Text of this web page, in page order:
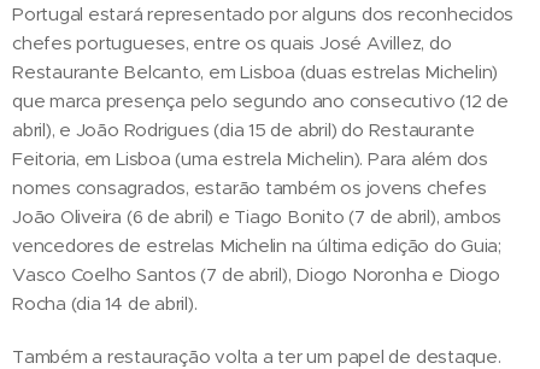
Portugal estará representado por alguns dos reconhecidos
chefes portugueses, entre os quais José Avillez, do
Restaurante Belcanto, em Lisboa (duas estrelas Michelin)
que marca presença pelo segundo ano consecutivo (12 de
abril), e João Rodrigues (dia 15 de abril) do Restaurante
Feitoria, em Lisboa (uma estrela Michelin). Para além dos
nomes consagrados, estarão também os jovens chefes
João Oliveira (6 de abril) e Tiago Bonito (7 de abril), ambos
vencedores de estrelas Michelin na última edição do Guia;
Vasco Coelho Santos (7 de abril), Diogo Noronha e Diogo
Rocha (dia 14 de abril).
Também a restauração volta a ter um papel de destaque.